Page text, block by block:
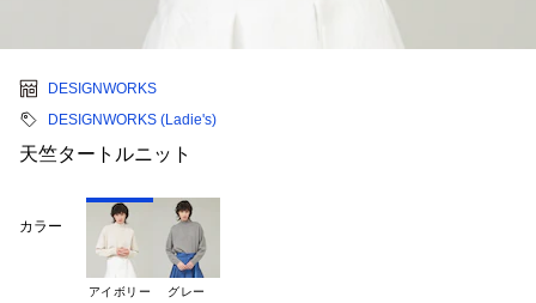
DESIGNWORKS
DESIGNWORKS (Ladie's)
天竺タートルニット
カラー
アイボリー グレー